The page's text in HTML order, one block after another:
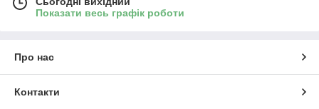
Показати весь графік роботи
Про нас
Контакти